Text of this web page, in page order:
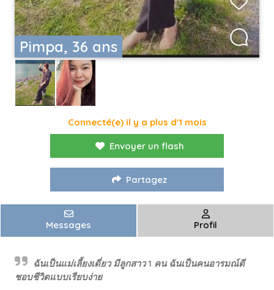
Pimpa, 36 ans
Connecté(e) il y a plus d'1 mois
Envoyer un flash
Partagez
Messages Profil
ฉันเป็นแม่เลี้ยงเดี่ยว มีลูกสาว 1 คน ฉันเป็นคนอารมณ์ดี
ชอบชีวิตแบบเรียบง่าย